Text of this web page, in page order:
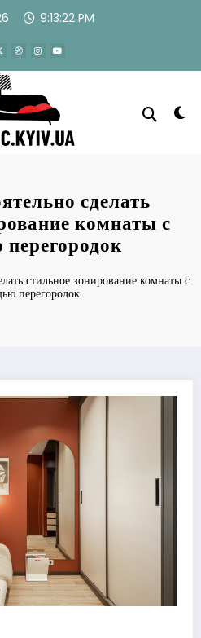
9:13:23 PM
сделать
комнаты с
стильное зонирование комнаты с
перегородок